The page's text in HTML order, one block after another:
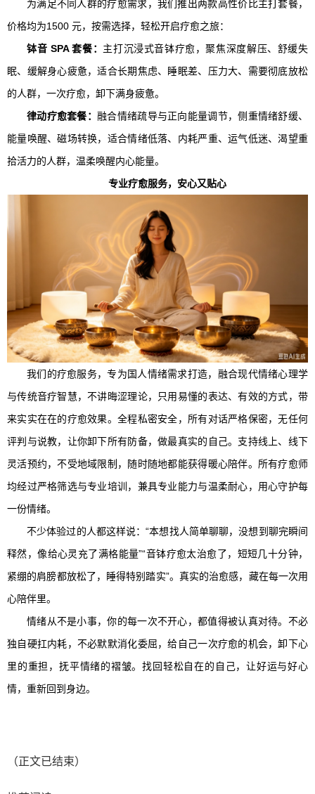
为满足不同人群的疗愈需求，我们推出两款高性价比主打套餐，
价格均为1500 元，按需选择，轻松开启疗愈之旅：
钵音 SPA 套餐： 主打沉浸式音钵疗愈，聚焦深度解压、舒缓失
眠、缓解身心疲惫，适合长期焦虑、睡眠差、压力大、需要彻底放松
的人群，一次疗愈，卸下满身疲惫。
律动疗愈套餐：融合情绪疏导与正向能量调节，侧重情绪舒缓、
能量唤醒、磁场转换，适合情绪低落、内耗严重、运气低迷、渴望重
拾活力的人群，温柔唤醒内心能量。
专业疗愈服务，安心又贴心
我们的疗愈服务，专为国人情绪需求打造，融合现代情绪心理学
与传统音疗智慧，不讲晦涩理论，只用易懂的表达、有效的方式，带
来实实在在的疗愈效果。全程私密安全，所有对话严格保密，无任何
评判与说教，让你卸下所有防备，做最真实的自己。支持线上、线下
灵活预约，不受地域限制，随时随地都能获得暖心陪伴。所有疗愈师
均经过严格筛选与专业培训，兼具专业能力与温柔耐心，用心守护每
一份情绪。
不少体验过的人都这样说：“本想找人简单聊聊，没想到聊完瞬间
释然，像给心灵充了满格能量”“音钵疗愈太治愈了，短短几十分钟，
紧绷的肩膀都放松了，睡得特别踏实”。真实的治愈感，藏在每一次用
心陪伴里。
情绪从不是小事，你的每一次不开心，都值得被认真对待。不必
独自硬扛内耗，不必默默消化委屈，给自己一次疗愈的机会，卸下心
里的重担，抚平情绪的褶皱。找回轻松自在的自己，让好运与好心
情，重新回到身边。
（正文已结束）